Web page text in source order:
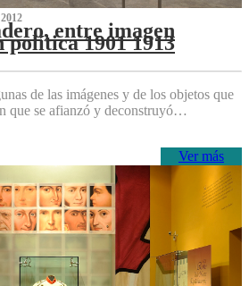
entre imagen
política 1901 1913
de las imágenes y de los objetos que
que se afianzó y deconstruyó…
Ver más